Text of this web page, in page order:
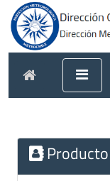
Producto